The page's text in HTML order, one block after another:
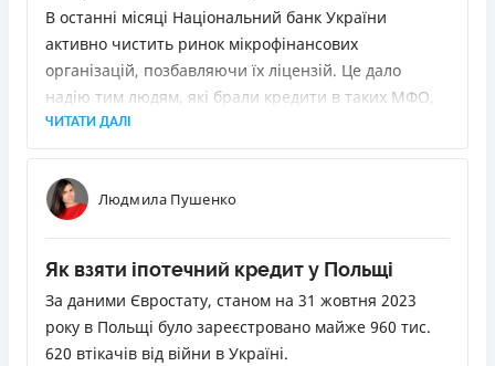
В останні місяці Національний банк України
активно чистить ринок мікрофінансових
організацій, позбавляючи їх ліцензій. Це дало
надію тим людям, які брали кредити в таких МФО,
на списання боргів. В редакцію Finance.ua ми
отримали одразу декілька запитів з проханням
роз’яснити, чи потрібно людині виплачувати
кредит, якщо її МФО виключили з державного
ЧИТАТИ ДАЛІ
Людмила Пушенко
Як взяти іпотечний кредит у Польщі
За даними Євростату, станом на 31 жовтня 2023
року в Польщі було зареєстровано майже 960 тис.
620 втікачів від війни в Україні.